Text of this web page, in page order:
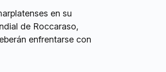
en su
de Roccaraso,
enfrentarse con